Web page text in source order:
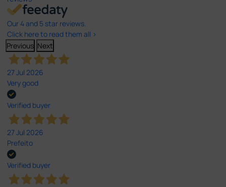
Our 4 and 5 star reviews.
Click here to read them all >
Previous Next
27 Jul 2026
Very good
Verified buyer
27 Jul 2026
Prefeito
Verified buyer